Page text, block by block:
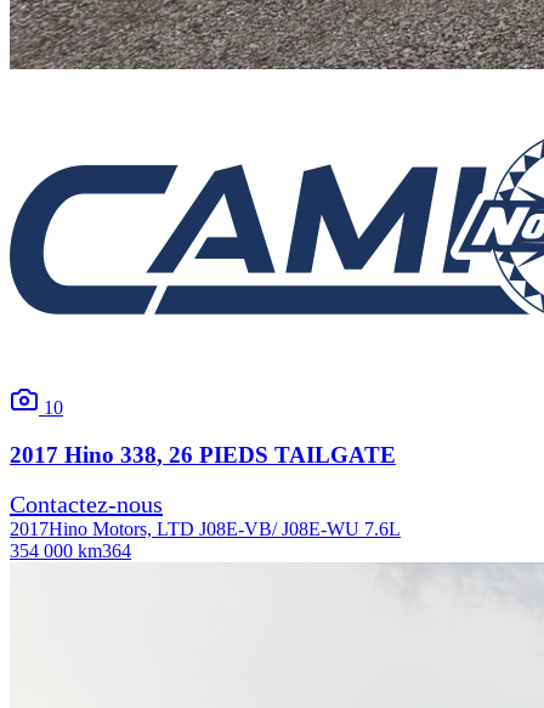
10
2017 Hino 338, 26 PIEDS TAILGATE
Contactez-nous
2017Hino Motors, LTD J08E-VB/ J08E-WU 7.6L
354 000 km364